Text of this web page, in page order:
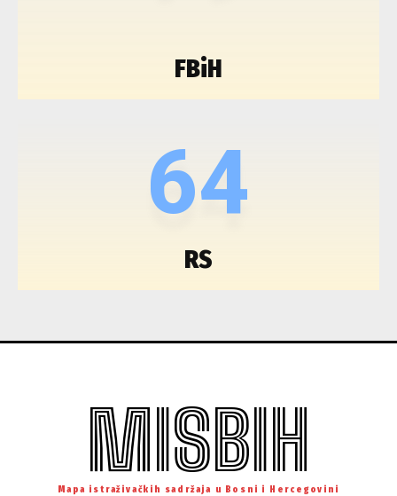
FBiH
64
RS
MISBIH
Mapa istraživačkih sadržaja u Bosni i Hercegovini